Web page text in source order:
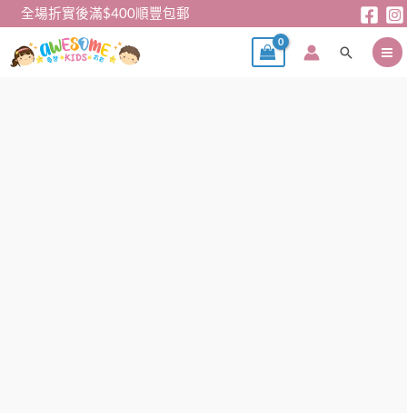
全場折實後滿$400順豐包郵
搜